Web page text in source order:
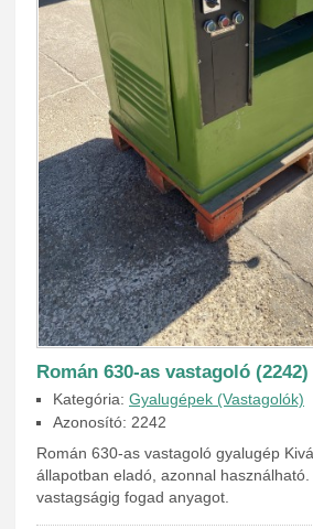
Román 630-as vastagoló (2242)
Kategória: Gyalugépek (Vastagolók)
Azonosító: 2242
Román 630-as vastagoló gyalugép
állapotban eladó, azonnal
vastagságig fogad anyagot.